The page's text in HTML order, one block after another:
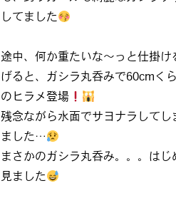
してました
途中、何か重たいな〜っと仕掛け
げると、ガシラ丸呑みで60cmく
のヒラメ登場
残念ながら水面でサヨナラしてし
ました…
まさかのガシラ丸呑み。。。はじ
見ました